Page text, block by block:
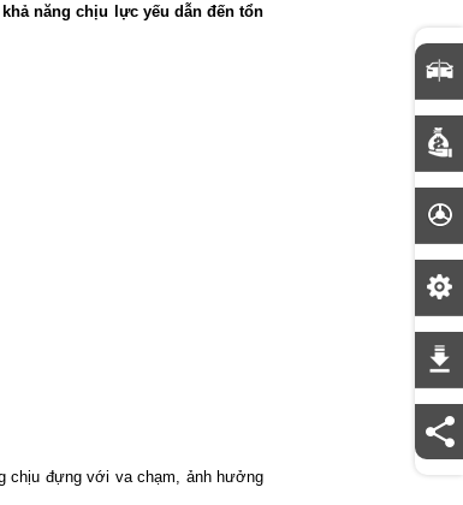
năng chịu lực yếu dẫn đến tổn
chịu đựng với va chạm, ảnh hưởng